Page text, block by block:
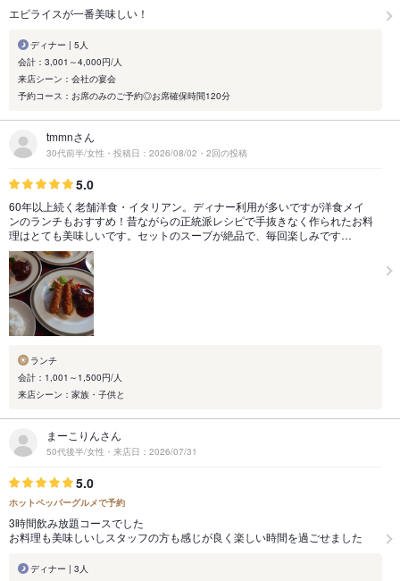
エビライスが一番美味しい！
ディナー | 5人
会計：3,001～4,000円/人
来店シーン：会社の宴会
予約コース：お席のみのご予約◎お席確保時間120分
tmmnさん
30代前半/女性・投稿日：2026/08/02・2回の投稿
5.0
60年以上続く老舗洋食・イタリアン。ディナー利用が多いですが洋食メイ
ンのランチもおすすめ！昔ながらの正統派レシピで手抜きなく作られたお料
理はとても美味しいです。セットのスープが絶品で、毎回楽しみです…
ランチ
会計：1,001～1,500円/人
来店シーン：家族・子供と
まーこりんさん
50代後半/女性・来店日：2026/07/31
5.0
ホットペッパーグルメで予約
3時間飲み放題コースでした
お料理も美味しいしスタッフの方も感じが良く楽しい時間を過ごせました
ディナー | 3人